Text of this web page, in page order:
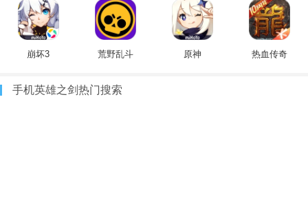
崩坏3 荒野乱斗 原神 热血传奇
手机英雄之剑热门搜索